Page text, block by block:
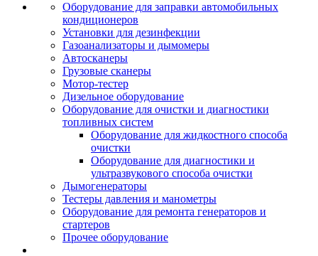
Оборудование для заправки автомобильных
кондиционеров
Установки для дезинфекции
Газоанализаторы и дымомеры
Автосканеры
Грузовые сканеры
Мотор-тестер
Дизельное оборудование
Оборудование для очистки и диагностики
топливных систем
Оборудование для жидкостного способа
очистки
Оборудование для диагностики и
ультразвукового способа очистки
Дымогенераторы
Тестеры давления и манометры
Оборудование для ремонта генераторов и
стартеров
Прочее оборудование